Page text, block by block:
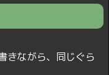
きながら、同じぐら